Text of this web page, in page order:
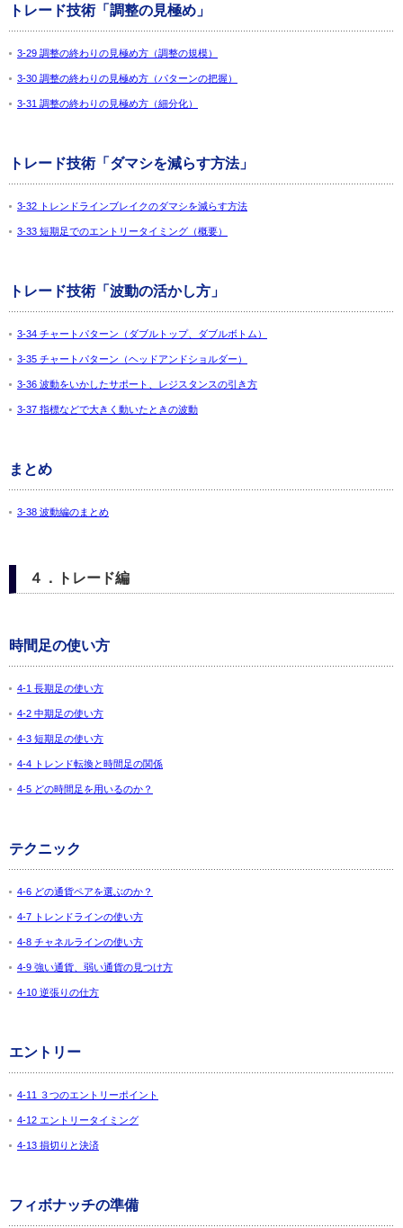
トレード技術「調整の見極め」
3-29 調整の終わりの見極め方（調整の規模）
3-30 調整の終わりの見極め方（パターンの把握）
3-31 調整の終わりの見極め方（細分化）
トレード技術「ダマシを減らす方法」
3-32 トレンドラインブレイクのダマシを減らす方法
3-33 短期足でのエントリータイミング（概要）
トレード技術「波動の活かし方」
3-34 チャートパターン（ダブルトップ、ダブルボトム）
3-35 チャートパターン（ヘッドアンドショルダー）
3-36 波動をいかしたサポート、レジスタンスの引き方
3-37 指標などで大きく動いたときの波動
まとめ
3-38 波動編のまとめ
４．トレード編
時間足の使い方
4-1 長期足の使い方
4-2 中期足の使い方
4-3 短期足の使い方
4-4 トレンド転換と時間足の関係
4-5 どの時間足を用いるのか？
テクニック
4-6 どの通貨ペアを選ぶのか？
4-7 トレンドラインの使い方
4-8 チャネルラインの使い方
4-9 強い通貨、弱い通貨の見つけ方
4-10 逆張りの仕方
エントリー
4-11 ３つのエントリーポイント
4-12 エントリータイミング
4-13 損切りと決済
フィボナッチの準備